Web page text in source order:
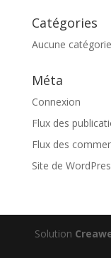
Catégories
Aucune catégorie
Méta
Connexion
Flux des
Flux des
Site de
Solution